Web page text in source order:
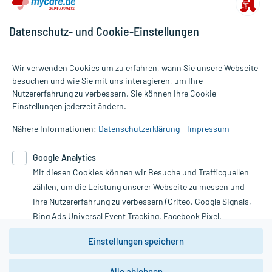
Alle Preise gelten inkl. MwSt., ggf. zzgl. Versandkosten
Informationen auf dieser Website werden ausschließlich für
die Untersuchung und Behandlung durch einen Arzt. Bitte
Therapien eingeleitet werden können. | Diese Webseite benutzt
Google Analytics. Lesen Sie bitte dazu die wichtigen Hinweise in
unserer Datenschutzerklärung. Für den Widerruf einer Bestellung
nutzen Sie das Formular:
Vertrag widerrufen
Datenschutz- und Cookie-Einstellungen
Wir verwenden Cookies um zu erfahren, wann Sie unsere Webseite
besuchen und wie Sie mit uns interagieren, um Ihre
Nutzererfahrung zu verbessern. Sie können Ihre Cookie-
Einstellungen jederzeit ändern.
Nähere Informationen: Datenschutzerklärung Impressum
Google Analytics
Mit diesen Cookies können wir Besuche und Trafficquellen
zählen, um die Leistung unserer Webseite zu messen und
Ihre Nutzererfahrung zu verbessern (Criteo, Google Signals,
Bing Ads Universal Event Tracking, Facebook Pixel,
Youtube-Social Plugin).
Wir weisen darauf hin, dass die
Einstellungen speichern